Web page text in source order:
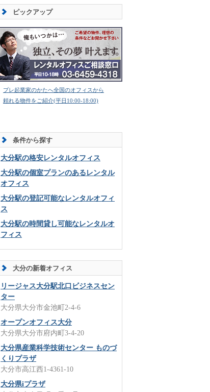
ピックアップ
プレ起業家のかたへ全国のオフィスから
頼れる物件をご紹介(平日10:00-18:00)
条件から探す
大分駅の格安レンタルオフィス
大分駅の個室プランのあるレンタル
オフィス
大分駅の登記可能なレンタルオフィ
ス
大分駅の時間貸し可能なレンタルオ
フィス
大分の新着オフィス
リージャス大分駅北口ビジネスセン
ター
大分県大分市金池町2-4-6
オープンオフィス大分
大分県大分市府内町3-4-20
大分県産業科学技術センター ものづ
くりプラザ
大分市高江西1-4361-10
大分県iプラザ